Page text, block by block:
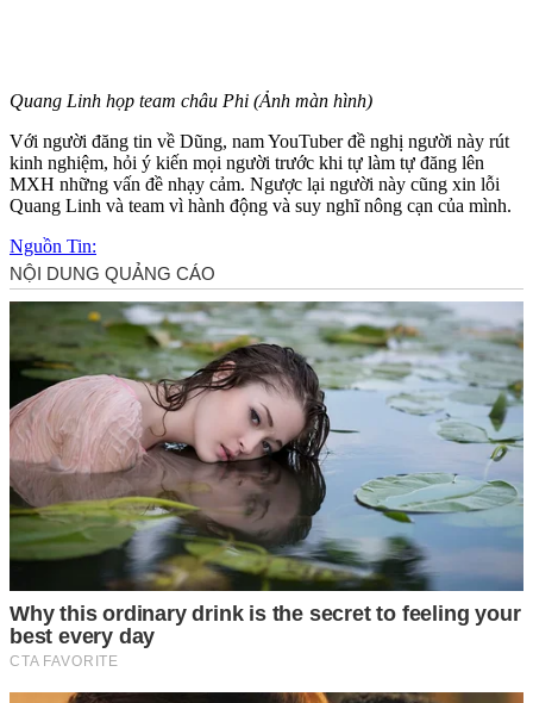
Quang Linh họp team châu Phi (Ảnh màn hình)
Với người đăng tin về Dũng, nam YouTuber đề nghị người này rút
kinh nghiệm, hỏi ý kiến mọi người trước khi tự làm tự đăng lên
MXH những vấn đề nhạ‌y cả‌m. Ngược lại người này cũng xin lỗi
Quang Linh và team vì hành động và suy nghĩ nông cạn của mình.
Nguồn Tin: